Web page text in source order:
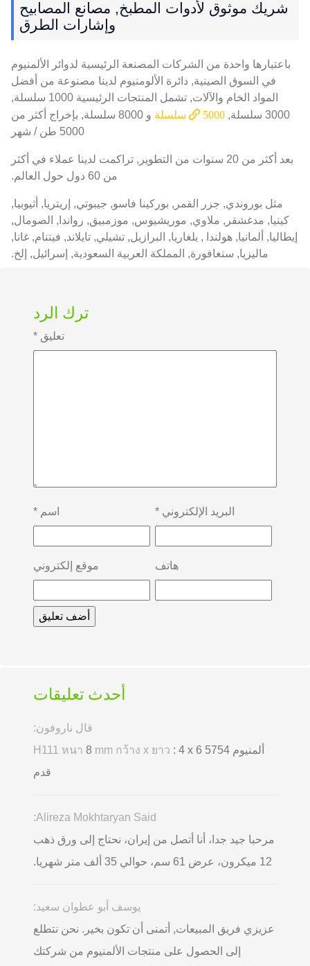
شريك موثوق لأدوات المطبخ, مصانع المصابيح
وإشارات الطرق
باعتبارها واحدة من الشركات المصنعة الرئيسية لدوائر الألمنيوم
في السوق الصينية, دائرة الألومنيوم لدينا مصنوعة من أفضل
المواد الخام والآلات, تشمل المنتجات الرئيسية 1000 سلسلة,
3000 سلسلة,
5000 سلسلة
و 8000 سلسلة, بإخراج أكثر من
5000 طن / شهر
بعد أكثر من 20 سنوات من التطوير, تراكمت لدينا عملاء في أكثر
من 60 دول حول العالم.
مثل بوروندي, جزر القمر, بوركينا فاسو, جيبوتي, إريتريا, أثيوبيا,
كينيا, مدغشقر, ملاوي, موريشيوس, موزمبيق, رواندا, الصومال,
إيطاليا, ألمانيا, هولندا , بلغاريا, البرازيل, تشيلي, تايلاند, فيتنام, غانا,
ماليزيا, سنغافورة, المملكة العربية السعودية, إسرائيل, إلخ.
ترك الرد
تعليق *
اسم * البريد الإلكتروني*
موقع إلكتروني هاتف
أحدث تعليقات
قال ناروفون:
ألمنيوم 5754
H111 หนา 8 mm กว้าง x ยาว : 4 x 6
قدم
Alireza Mokhtaryan Said:
مرحبا جيد جدا، أنا أتصل من إيران، نحتاج إلى ورق ذهب
12 ميكرون، عرض 61 سم، حوالي 35 ألف متر شهريا.
يوسف أبو عطوان سعيد:
عزيزي فريق المبيعات, أتمنى أن تكون بخير. نحن نتطلع
إلى الحصول على منتجات الألمنيوم من شركتك